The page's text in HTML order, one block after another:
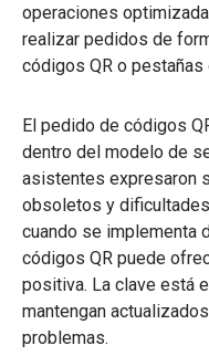
operaciones
realizar pedidos de
códigos QR o pestañas
El pedido de códigos
dentro del modelo de
asistentes expresaron
obsoletos y
cuando se implementa
códigos QR puede
positiva. La clave está
mantengan
problemas.